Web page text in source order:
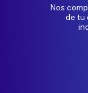
Nos
de tu